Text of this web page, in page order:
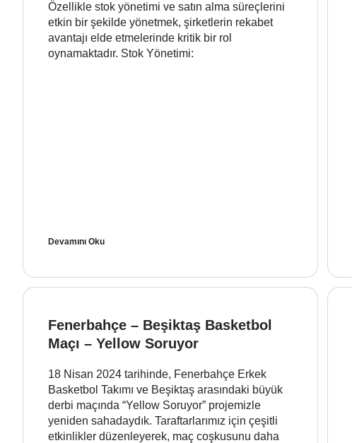
Özellikle stok yönetimi ve satın alma süreçlerini
etkin bir şekilde yönetmek, şirketlerin rekabet
avantajı elde etmelerinde kritik bir rol
oynamaktadır. Stok Yönetimi:
Devamını Oku
Fenerbahçe – Beşiktaş Basketbol
Maçı – Yellow Soruyor
18 Nisan 2024 tarihinde, Fenerbahçe Erkek
Basketbol Takımı ve Beşiktaş arasındaki büyük
derbi maçında “Yellow Soruyor” projemizle
yeniden sahadaydık. Taraftarlarımız için çeşitli
etkinlikler düzenleyerek, maç coşkusunu daha